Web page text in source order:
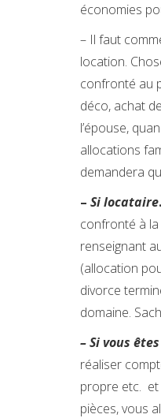
économies
– Il faut
location.
confronté au
déco, achat
l’épouse,
allocations
demandera
– Si locataire
confronté à la
renseignant
(allocation
divorce
domaine.
– Si vous
réaliser
propre etc. et
pièces, vous